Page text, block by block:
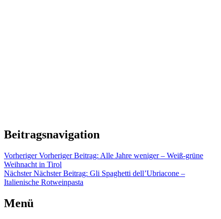
Beitragsnavigation
Vorheriger Vorheriger Beitrag: Alle Jahre weniger – Weiß-grüne
Weihnacht in Tirol
Nächster Nächster Beitrag: Gli Spaghetti dell’Ubriacone –
Italienische Rotweinpasta
Menü